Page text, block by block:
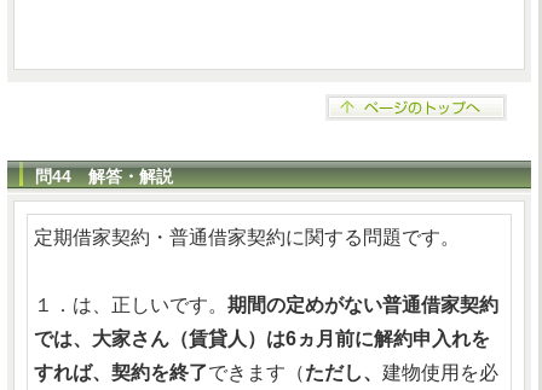
問44 解答・解説
定期借家契約・普通借家契約に関する問題です。
１．は、正しいです。 期間の定めがない普通借家契約
では、大家さん（賃貸人）は6ヵ月前に解約申入れを
すれば、契約を終了できます（ただし、 建物使用を必